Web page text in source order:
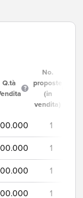
Q.tà
No.
proposte
(in
vendita)
1
1
1
1